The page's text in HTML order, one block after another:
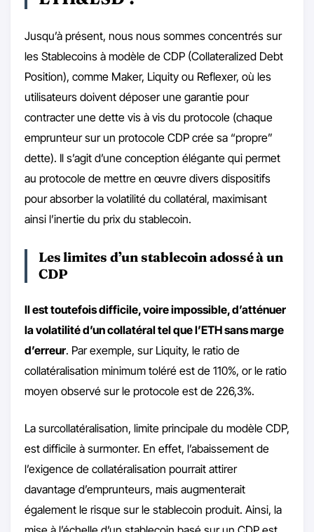
Jusqu’à présent, nous nous sommes concentrés sur
les Stablecoins à modèle de CDP (Collateralized Debt
Position), comme Maker, Liquity ou Reflexer, où les
utilisateurs doivent déposer une garantie pour
contracter une dette vis à vis du protocole (chaque
emprunteur sur un protocole CDP crée sa “propre”
dette). Il s’agit d’une conception élégante qui permet
au protocole de mettre en œuvre divers dispositifs
pour absorber la volatilité du collatéral, maximisant
ainsi l’inertie du prix du stablecoin.
Les limites d’un stablecoin adossé à un
CDP
Il est toutefois difficile, voire impossible, d’atténuer
la volatilité d’un collatéral tel que l’ETH sans marge
d’erreur. Par exemple, sur Liquity, le ratio de
collatéralisation minimum toléré est de 110%, or le ratio
moyen observé sur le protocole est de 226,3%.
La surcollatéralisation, limite principale du modèle CDP,
est difficile à surmonter. En effet, l’abaissement de
l’exigence de collatéralisation pourrait attirer
davantage d’emprunteurs, mais augmenterait
également le risque sur le stablecoin produit. Ainsi, la